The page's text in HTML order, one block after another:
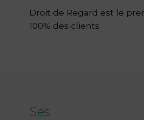
Droit de Regard est le
100% des clients
Ses